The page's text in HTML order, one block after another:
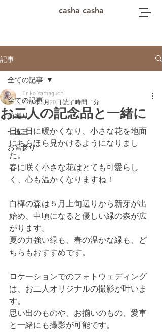
casha casha
記事
全ての記事
前撮り
七五三
お宮参り
全ての記事
お二人の記念品と一緒に
Eriko Yamaguchi
2024年3月20日読了時間: 1分
日に日に暖かくなり、小さな花を地面
にちらほら見かけるようになりまし
た。
春に咲く小さな花はとても可愛らし
く、心も温かくなりますね！
白樺の森は５月上旬辺りから新芽が出
始め、中頃になると優しい緑の森が広
がります。
夏の力強い緑も、春の温かな緑も、ど
ちらもおすすめです。
ロケーションでのフォトウェディング
は、お二人オリジナルの撮影が叶いま
す。
思い出のものや、お揃いのもの、愛車
と一緒にも撮影が可能です。